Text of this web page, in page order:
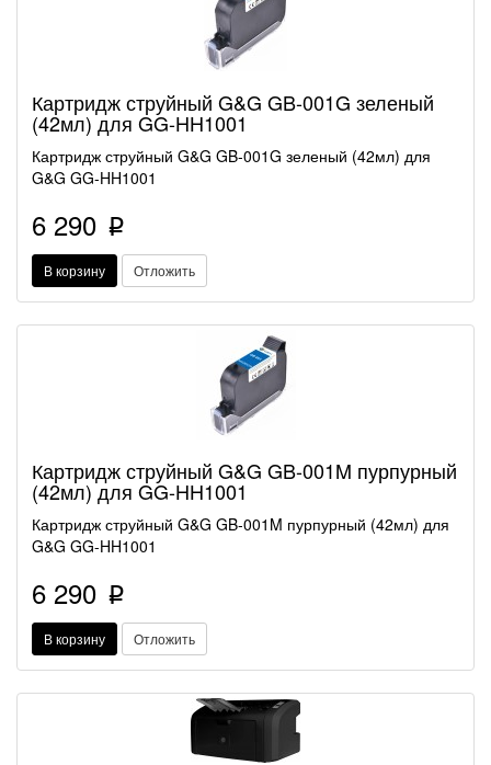
Картридж струйный G&G GB-001G зеленый
(42мл) для GG-HH1001
Картридж струйный G&G GB-001G зеленый (42мл) для
G&G GG-HH1001
6 290 p
В корзину Отложить
Картридж струйный G&G GB-001M пурпурный
(42мл) для GG-HH1001
Картридж струйный G&G GB-001M пурпурный (42мл) для
G&G GG-HH1001
6 290 p
В корзину Отложить